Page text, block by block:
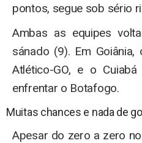
pontos, segue sob sério
Ambas as equipes
sánado (9). Em
Atlético-GO, e o
enfrentar o Botafogo.
Muitas chances e nada de
Apesar do zero a zero